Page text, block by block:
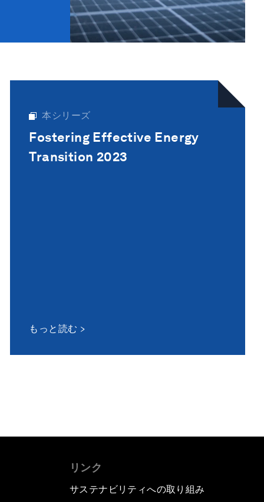
本シリーズ
Fostering Effective Energy
Transition 2023
もっと読む
リンク
サステナビリティへの取り組み